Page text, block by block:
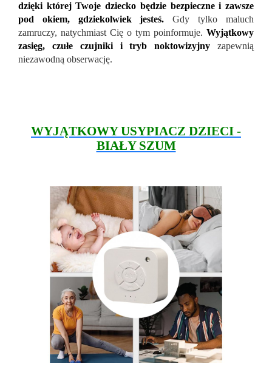
dzięki której Twoje dziecko będzie bezpieczne i zawsze
pod okiem, gdziekolwiek jesteś. Gdy tylko maluch
zamruczy, natychmiast Cię o tym poinformuje. Wyjątkowy
zasięg, czułe czujniki i tryb noktowizyjny zapewnią
niezawodną obserwację.
WYJĄTKOWY USYPIACZ DZIECI -
BIAŁY SZUM